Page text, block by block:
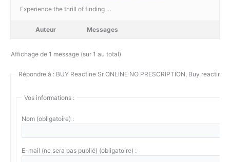
Experience the thrill of finding …
Auteur Messages
Affichage de 1 message (sur 1 au total)
Répondre à : BUY Reactine Sr ONLINE NO PRESCRIPTION, Buy reactine
Vos informations :
Nom (obligatoire) :
E-mail (ne sera pas publié) (obligatoire) :